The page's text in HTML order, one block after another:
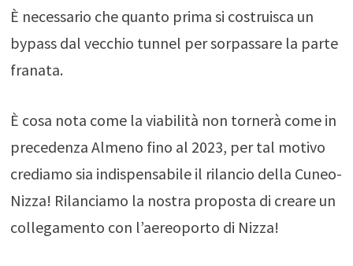
È necessario che quanto prima si costruisca un
bypass dal vecchio tunnel per sorpassare la parte
franata.
È cosa nota come la viabilità non tornerà come in
precedenza Almeno fino al 2023, per tal motivo
crediamo sia indispensabile il rilancio della Cuneo-
Nizza! Rilanciamo la nostra proposta di creare un
collegamento con l’aereoporto di Nizza!